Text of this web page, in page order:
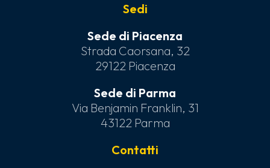
Sedi
Sede di Piacenza
Strada Caorsana, 32
29122 Piacenza
Sede di Parma
Via Benjamin Franklin, 31
43122 Parma
Contatti